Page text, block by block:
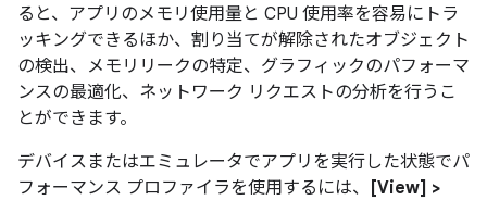
ると、アプリのメモリ使用量と CPU 使用率を容易にトラ
ッキングできるほか、割り当てが解除されたオブジェクト
の検出、メモリリークの特定、グラフィックのパフォーマ
ンスの最適化、ネットワーク リクエストの分析を行うこ
とができます。
デバイスまたはエミュレータでアプリを実行した状態でパ
フォーマンス プロファイラを使用するには、
[View] >